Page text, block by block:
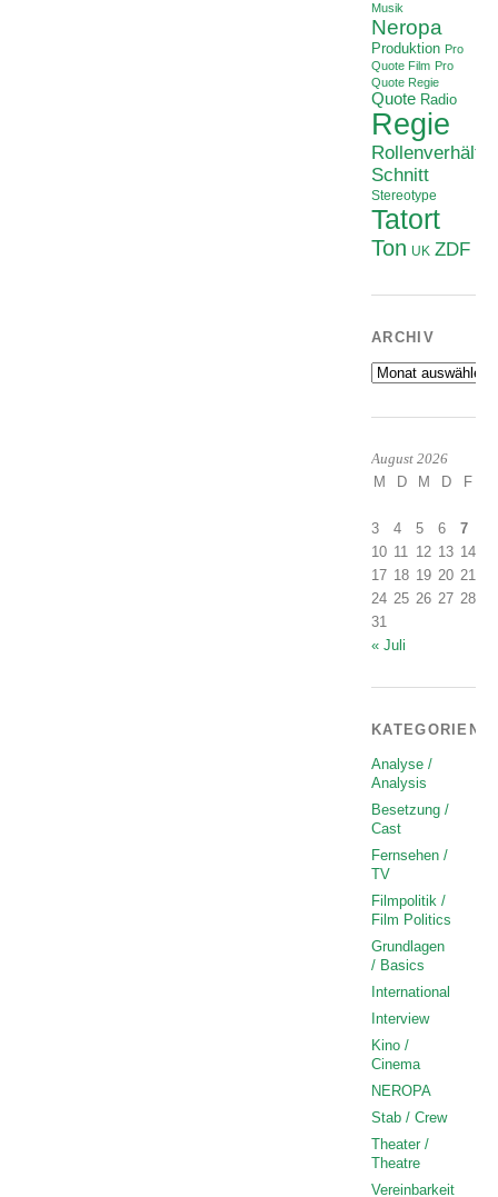
Musik
Neropa
Produktion Pro
Quote Film Pro
Quote Regie
Quote Radio
Regie
Schnitt
Stereotype
Tatort
Ton UK ZDF
ARCHIV
Archiv
August 2026
M D M D F
3
4 5 6 7
10 11 12 13 14
17 18 19 20 21
24 25 26 27 28
31
« Juli
KATEGORIEN
Analyse /
Analysis
Besetzung /
Cast
Fernsehen /
TV
Filmpolitik /
Film Politics
Grundlagen
/ Basics
International
Interview
Kino /
Cinema
NEROPA
Stab / Crew
Theater /
Theatre
Vereinbarkeit